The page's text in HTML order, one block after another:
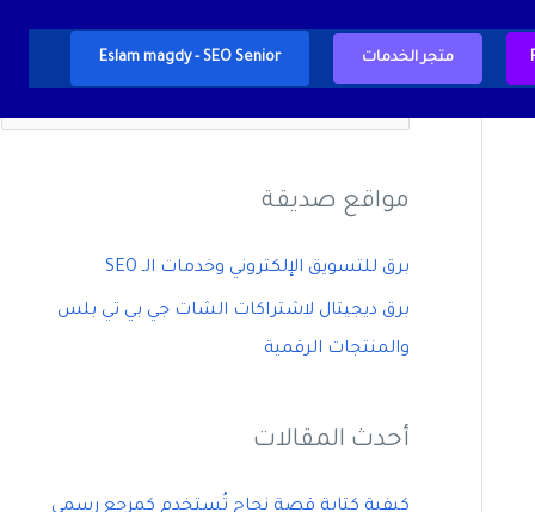
متجر الخدمات Eslam magdy - SEO Senior
ا
ل
ح
ن
:
مواقع صديقة
برق للتسويق الإلكتروني وخدمات الـ SEO
برق ديجيتال لاشتراكات الشات جي بي تي بلس
والمنتجات الرقمية
أحدث المقالات
كيفية كتابة قصة نجاح تُستخدم كمرجع رسمي